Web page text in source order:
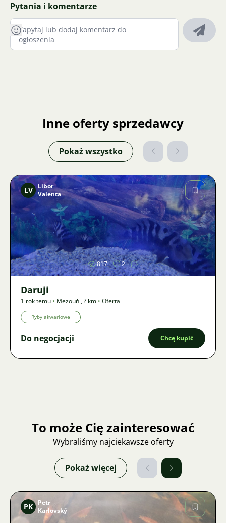
Pytania i komentarze
Inne oferty sprzedawcy
Pokaż wszystko
Zdjęcie
LV
Libor
Valenta
817 2
Daruji
1 rok temu • Mezouň ,? km • Oferta
Ryby akwariowe
Do negocjacji Chcę kupić
To może Cię zainteresować
Wybraliśmy najciekawsze oferty
Pokaż więcej
PK
Petr
Karlovský